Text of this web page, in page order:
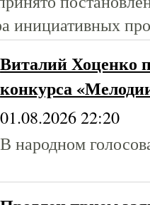
инициативных
Виталий Хоценко
конкурса
01.08.2026 22:20
В народном